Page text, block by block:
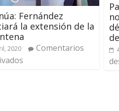
Fernández
la extensión de la
2020
Comentarios